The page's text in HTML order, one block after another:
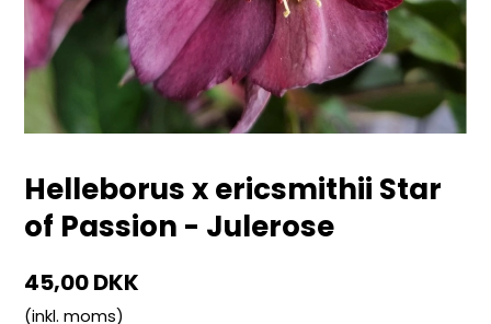
Helleborus x ericsmithii Star
of Passion - Julerose
45,00 DKK
(inkl. moms)